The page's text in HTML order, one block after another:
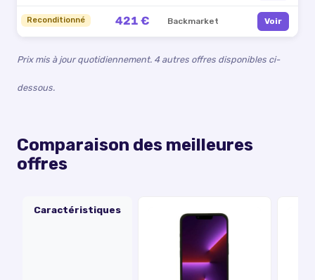
Reconditionné 421 € Backmarket Voir
Prix mis à jour quotidiennement. 4 autres offres disponibles ci-
dessous.
Comparaison des meilleures
offres
Caractéristiques